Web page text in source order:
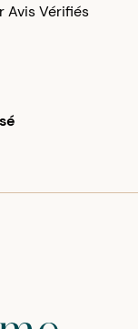
Avis Vérifiés